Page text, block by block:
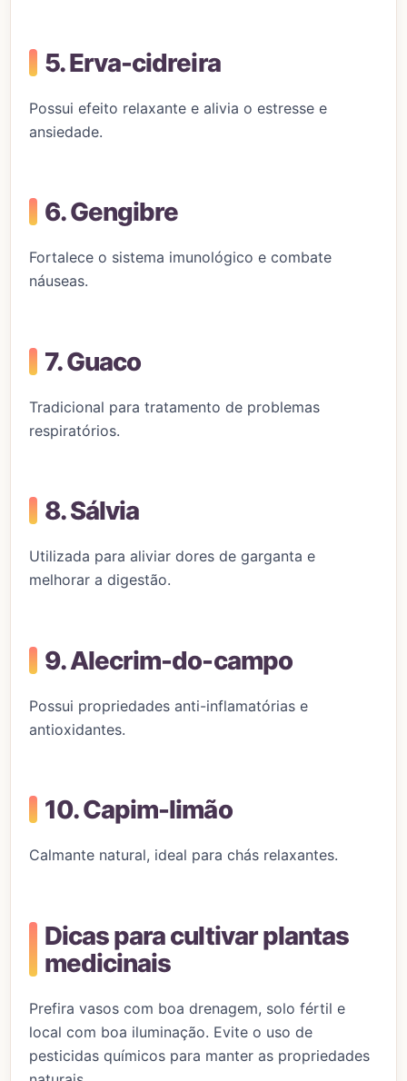
5. Erva-cidreira
Possui efeito relaxante e alivia o estresse e
ansiedade.
6. Gengibre
Fortalece o sistema imunológico e combate
náuseas.
7. Guaco
Tradicional para tratamento de problemas
respiratórios.
8. Sálvia
Utilizada para aliviar dores de garganta e
melhorar a digestão.
9. Alecrim-do-campo
Possui propriedades anti-inflamatórias e
antioxidantes.
10. Capim-limão
Calmante natural, ideal para chás relaxantes.
Dicas para cultivar plantas
medicinais
Prefira vasos com boa drenagem, solo fértil e
local com boa iluminação. Evite o uso de
pesticidas químicos para manter as propriedades